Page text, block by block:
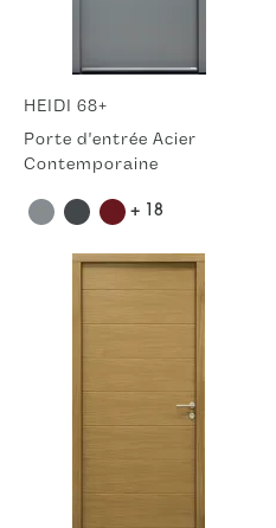
HEIDI 68+
Porte d'entrée Acier
Contemporaine
+ 18